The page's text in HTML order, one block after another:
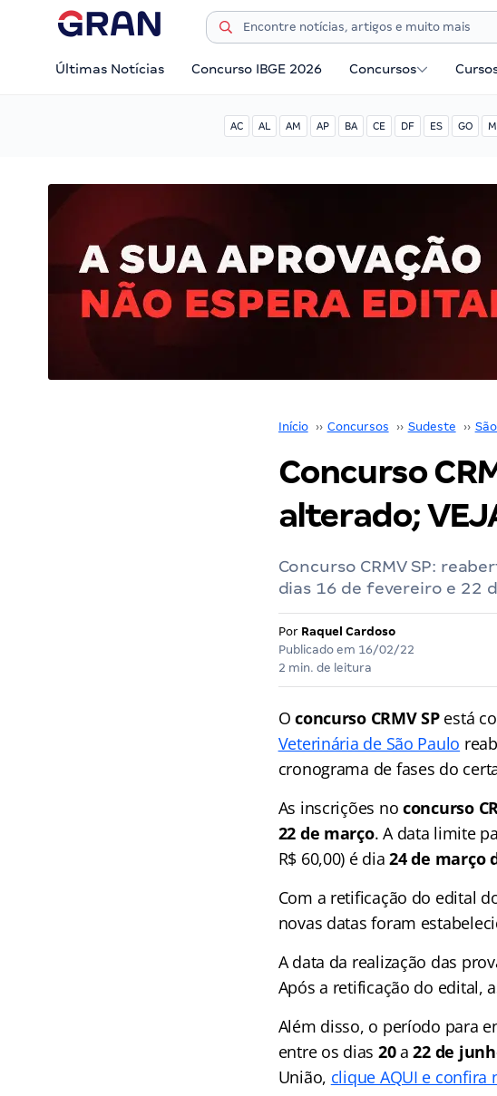
Últimas Notícias Concurso IBGE 2026 Concursos
AC AL AM AP BA CE DF ES GO
Início ›› Concursos ›› Sudeste ››
Concurso
alterado;
Concurso CRMV SP:
dias 16 de fevereiro e 22
Por Raquel Cardoso
Publicado em 16/02/22
2 min. de leitura
Oconcurso CRMV SPestá
Veterinária de São Paulo
cronograma de fases do
As inscrições noconcurso
22 de março. A data limite
R$ 60,00) é dia24 de março
Com a retificação do edital
novas datas foram
A data da realização das
Após a retificação do edital,
Além disso, o período para
entre os dias 20a 22 de
União, clique AQUI e confira